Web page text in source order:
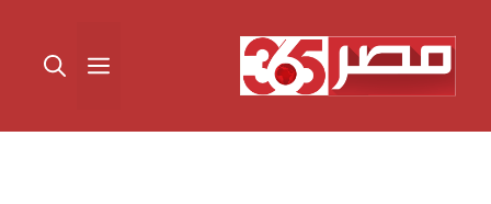
المحتوى القائمة